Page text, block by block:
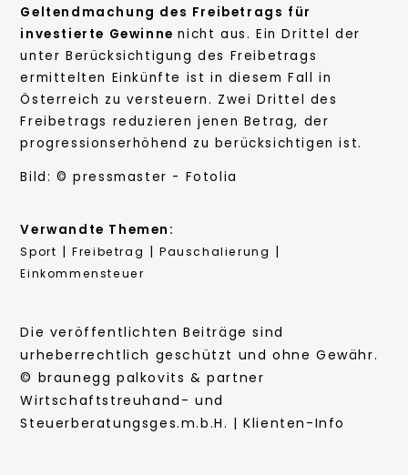
Geltendmachung des Freibetrags für
investierte Gewinnenicht aus. Ein Drittel der
unter Berücksichtigung des Freibetrags
ermittelten Einkünfte ist in diesem Fall in
Österreich zu versteuern. Zwei Drittel des
Freibetrags reduzieren jenen Betrag, der
progressionserhöhend zu berücksichtigen ist.
Bild: © pressmaster - Fotolia
Verwandte Themen:
Sport |Freibetrag |Pauschalierung |
Einkommensteuer
Die veröffentlichten Beiträge sind
urheberrechtlich geschützt und ohne Gewähr.
© braunegg palkovits & partner
Wirtschaftstreuhand- und
Steuerberatungsges.m.b.H. | Klienten-Info